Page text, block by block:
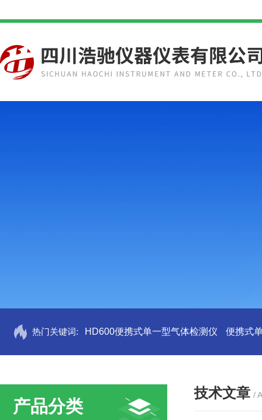
热门关键词: HD600便携式单一型气体检测仪 便携式
产品分类
技术文章 /